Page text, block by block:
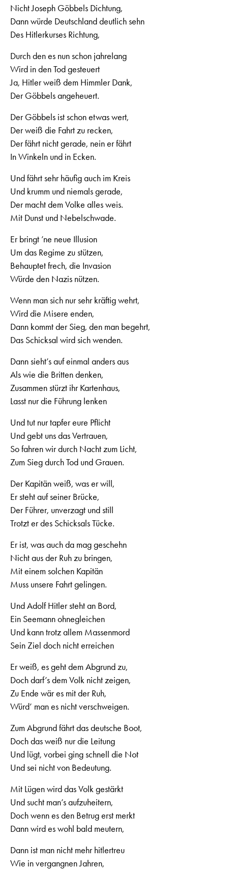
Nicht Joseph Göbbels Dichtung,
Dann würde Deutschland deutlich sehn
Des Hitlerkurses Richtung,
Durch den es nun schon jahrelang
Wird in den Tod gesteuert
Ja, Hitler weiß dem Himmler Dank,
Der Göbbels angeheuert.
Der Göbbels ist schon etwas wert,
Der weiß die Fahrt zu recken,
Der fährt nicht gerade, nein er fährt
In Winkeln und in Ecken.
Und fährt sehr häufig auch im Kreis
Und krumm und niemals gerade,
Der macht dem Volke alles weis.
Mit Dunst und Nebelschwade.
Er bringt ’ne neue Illusion
Um das Regime zu stützen,
Behauptet frech, die Invasion
Würde den Nazis nützen.
Wenn man sich nur sehr kräftig wehrt,
Wird die Misere enden,
Dann kommt der Sieg, den man begehrt,
Das Schicksal wird sich wenden.
Dann sieht’s auf einmal anders aus
Als wie die Britten denken,
Zusammen stürzt ihr Kartenhaus,
Lasst nur die Führung lenken
Und tut nur tapfer eure Pflicht
Und gebt uns das Vertrauen,
So fahren wir durch Nacht zum Licht,
Zum Sieg durch Tod und Grauen.
Der Kapitän weiß, was er will,
Er steht auf seiner Brücke,
Der Führer, unverzagt und still
Trotzt er des Schicksals Tücke.
Er ist, was auch da mag geschehn
Nicht aus der Ruh zu bringen,
Mit einem solchen Kapitän
Muss unsere Fahrt gelingen.
Und Adolf Hitler steht an Bord,
Ein Seemann ohnegleichen
Und kann trotz allem Massenmord
Sein Ziel doch nicht erreichen
Er weiß, es geht dem Abgrund zu,
Doch darf’s dem Volk nicht zeigen,
Zu Ende wär es mit der Ruh,
Würd’ man es nicht verschweigen.
Zum Abgrund fährt das deutsche Boot,
Doch das weiß nur die Leitung
Und lügt, vorbei ging schnell die Not
Und sei nicht von Bedeutung.
Mit Lügen wird das Volk gestärkt
Und sucht man’s aufzuheitern,
Doch wenn es den Betrug erst merkt
Dann wird es wohl bald meutern,
Dann ist man nicht mehr hitlertreu
Wie in vergangnen Jahren,